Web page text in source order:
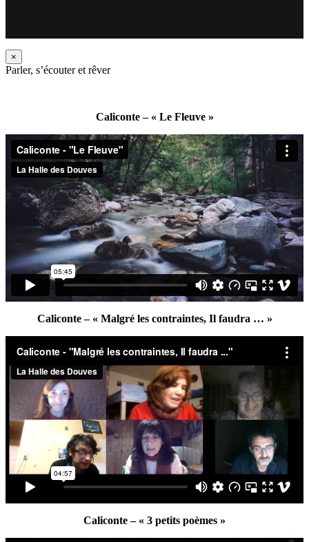
×
Parler, s’écouter et rêver
Caliconte – « Le Fleuve »
Caliconte – « Malgré les contraintes, Il faudra … »
Caliconte – « 3 petits poèmes »